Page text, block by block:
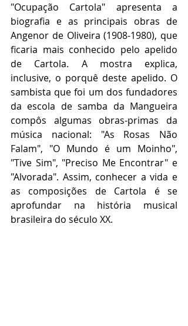
"Ocupação Cartola" apresenta a
biografia e as principais obras de
Angenor de Oliveira (1908-1980), que
ficaria mais conhecido pelo apelido
de Cartola. A mostra explica,
inclusive, o porquê deste apelido. O
sambista que foi um dos fundadores
da escola de samba da Mangueira
compôs algumas obras-primas da
música nacional: "As Rosas Não
Falam", "O Mundo é um Moinho",
"Tive Sim", "Preciso Me Encontrar" e
"Alvorada". Assim, conhecer a vida e
as composições de Cartola é se
aprofundar na história musical
brasileira do século XX.